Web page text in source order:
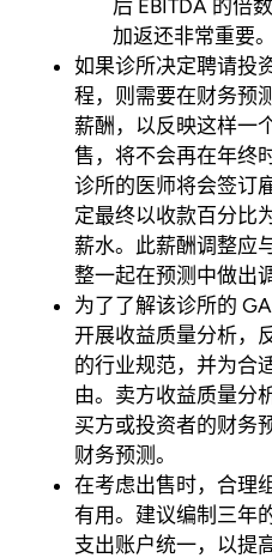
后 EBITDA 的倍
加返还非常重要。
如果诊所决定聘请投
程，则需要在财务预
薪酬，以反映这样一
售，将不会再在年终
诊所的医师将会签订
定最终以收款百分比
薪水。此薪酬调整应
整一起在预测中做出
为了了解该诊所的
开展收益质量分析，
的行业规范，并为合
由。卖方收益质量分
买方或投资者的财务
财务预测。
在考虑出售时，合理
有用。建议编制三年
支出账户统一，以提